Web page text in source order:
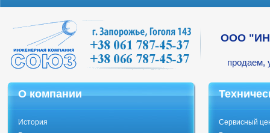
ООО
продаем,
О компании
История
Сервисный